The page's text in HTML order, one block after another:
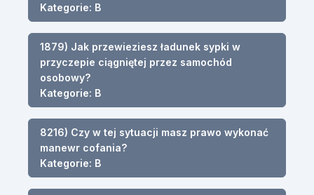
Kategorie: B
1879) Jak przewieziesz ładunek sypki w
przyczepie ciągniętej przez samochód
osobowy?
Kategorie: B
8216) Czy w tej sytuacji masz prawo wykonać
manewr cofania?
Kategorie: B